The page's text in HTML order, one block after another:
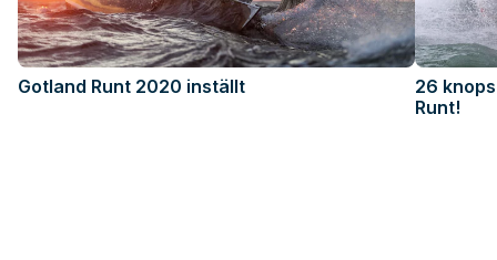
Gotland Runt 2020 inställt
26
Runt!